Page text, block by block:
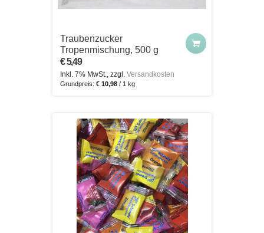
Traubenzucker
Tropenmischung, 500 g
€ 5,49
Inkl. 7% MwSt., zzgl. Versandkosten
Grundpreis: € 10,98 / 1 kg